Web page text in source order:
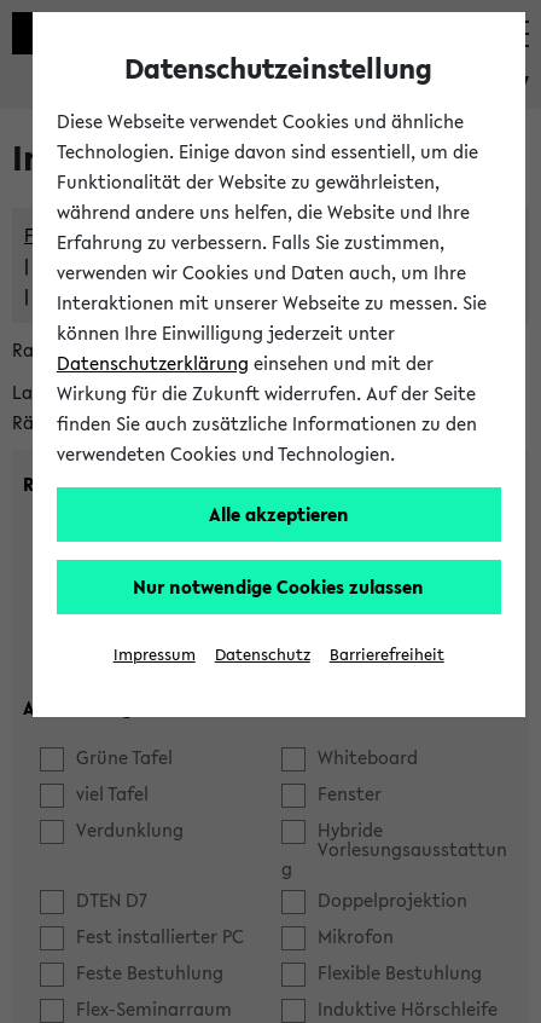
eKVV
Im eKVV verwaltete Räume
Freie Räume und Veranstaltungsüberschneidungen
Raumüberschneidungen
Hinweise der zentralen Raumvergabe
Raumanfragen:
raumvergabe@uni-bielefeld.de
Lassen Sie sich alle Räume anzeigen oder suchen Sie nach
Räumen mit bestimmten Eigenschaften:
Raumkriterien:
max. Plätze:
Ausstattung:
Grüne Tafel
Whiteboard
viel Tafel
Fenster
Verdunklung
Hybride
Vorlesungsausstattun
g
DTEN D7
Doppelprojektion
Fest installierter PC
Mikrofon
Feste Bestuhlung
Flexible Bestuhlung
Flex-Seminarraum
Induktive Hörschleife
Datenschutzeinstellung
Diese Webseite verwendet Cookies und ähnliche
Technologien. Einige davon sind essentiell, um die
Funktionalität der Website zu gewährleisten,
während andere uns helfen, die Website und Ihre
Erfahrung zu verbessern. Falls Sie zustimmen,
verwenden wir Cookies und Daten auch, um Ihre
Interaktionen mit unserer Webseite zu messen. Sie
können Ihre Einwilligung jederzeit unter
Datenschutzerklärung einsehen und mit der
Wirkung für die Zukunft widerrufen. Auf der Seite
finden Sie auch zusätzliche Informationen zu den
verwendeten Cookies und Technologien.
Alle akzeptieren
Nur notwendige Cookies zulassen
Impressum Datenschutz Barrierefreiheit